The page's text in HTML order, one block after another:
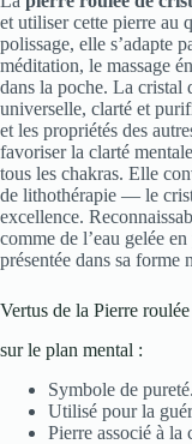
et utiliser cette pierre au
polissage, elle s’adapte
méditation, le massage
dans la poche. La cristal
universelle, clarté et
et les propriétés des
favoriser la clarté
tous les chakras. Elle
de lithothérapie — le
excellence.
comme de l’eau gelée
présentée dans sa
Vertus de la Pierre
sur le plan mental :
Symbole de pureté.
Utilisé pour la
Pierre associé à la